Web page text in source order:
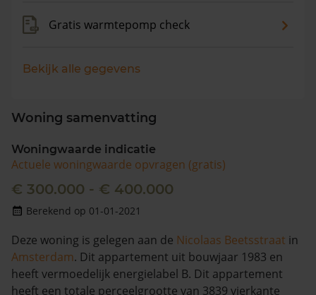
Gratis warmtepomp check
Bekijk alle gegevens
Woning samenvatting
Woningwaarde indicatie
Actuele woningwaarde opvragen (gratis)
€ 300.000 - € 400.000
Berekend op 01-01-2021
Deze woning is gelegen aan de Nicolaas Beetsstraat in
Amsterdam. Dit appartement uit bouwjaar 1983 en
heeft vermoedelijk energielabel B. Dit appartement
heeft een totale perceelgrootte van 3839 vierkante